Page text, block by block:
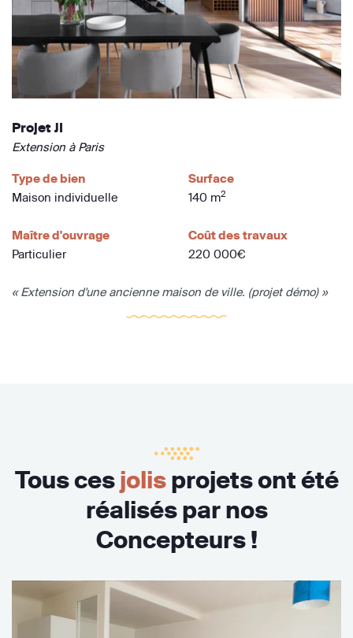
Projet JI
Extension à Paris
Type de bien
Maison individuelle
Surface
140 m2
Maître d'ouvrage
Particulier
Coût des travaux
220 000€
« Extension d'une ancienne maison de ville. (projet démo) »
Tous cesjolisprojets ont été
réalisés par nos
Concepteurs !